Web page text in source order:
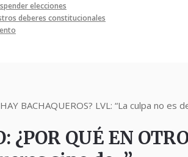
elecciones
deberes constitucionales
BACHAQUEROS? LVL: “La culpa no
¿POR QUÉ EN